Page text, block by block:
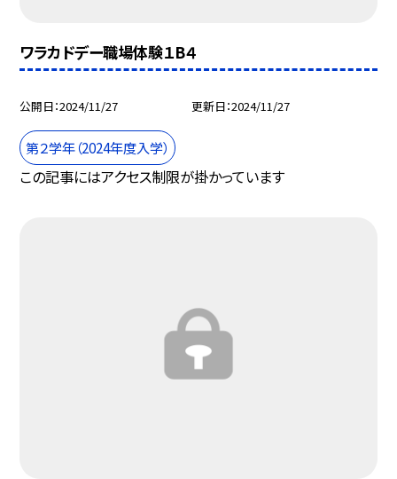
ワラカドデー職場体験１B４
公開日 2024/11/27 更新日 2024/11/27
第２学年（2024年度入学）
この記事にはアクセス制限が掛かっています